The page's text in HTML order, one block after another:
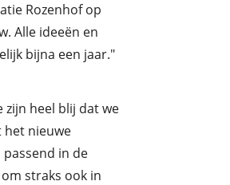
Rozenhof op
Alle ideeën en
bijna een jaar."
zijn heel blij dat we
het nieuwe
in de
straks ook in